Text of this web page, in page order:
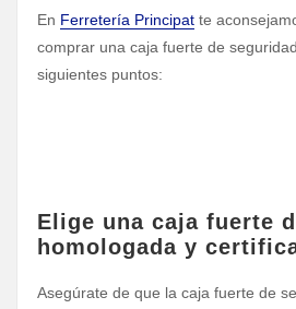
En Ferretería Principatte
comprar una caja fuerte de
siguientes puntos:
Elige una caja fuerte
homologada y
Asegúrate de que la caja fuerte de